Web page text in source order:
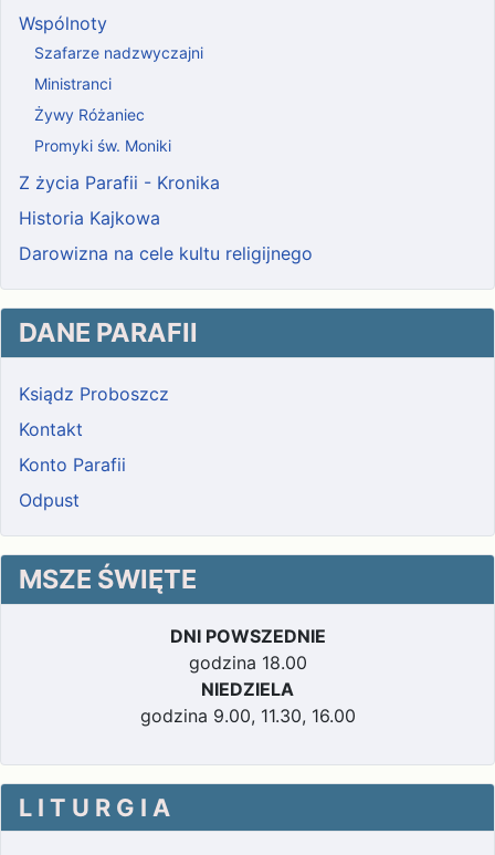
Wspólnoty
Szafarze nadzwyczajni
Ministranci
Żywy Różaniec
Promyki św. Moniki
Z życia Parafii - Kronika
Historia Kajkowa
Darowizna na cele kultu religijnego
DANE PARAFII
Ksiądz Proboszcz
Kontakt
Konto Parafii
Odpust
MSZE ŚWIĘTE
DNI POWSZEDNIE
godzina 18.00
NIEDZIELA
godzina 9.00, 11.30, 16.00
L I T U R G I A